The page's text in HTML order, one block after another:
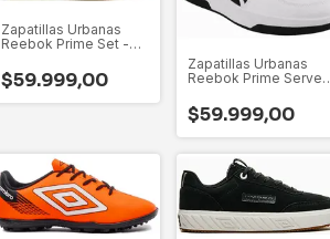
Zapatillas Urbanas
Reebok Prime Set -
$59.999,00
Zapatillas Urbanas
Reebok Prime Serve -
$59.999,00